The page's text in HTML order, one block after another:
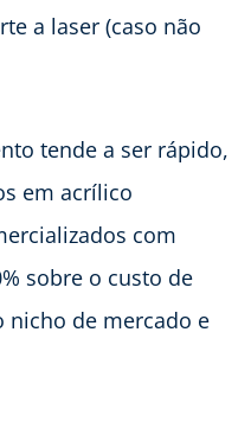
a laser (caso não
tende a ser rápido,
em acrílico
com
sobre o custo de
nicho de mercado e